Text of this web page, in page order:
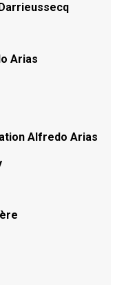
Arias
Alfredo Arias